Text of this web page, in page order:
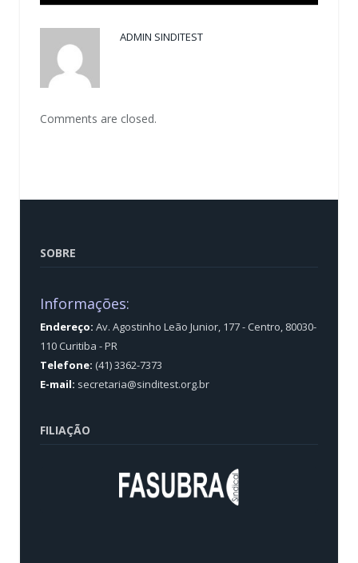
ADMIN SINDITEST
Comments are closed.
SOBRE
Informações:
Endereço: Av. Agostinho Leão Junior, 177 - Centro, 80030-
110 Curitiba - PR
Telefone: (41) 3362-7373
E-mail: secretaria@sinditest.org.br
FILIAÇÃO